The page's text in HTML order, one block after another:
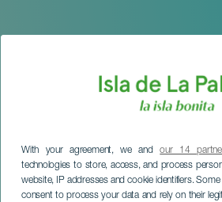
With your agreement, we andour 14
technologies to store, access, and process
website, IP addresses and cookie identifiers.
consent to process your data and rely on their